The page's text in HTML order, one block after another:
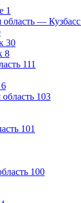
1
область — Кузбасс
30
8
111
6
103
101
100